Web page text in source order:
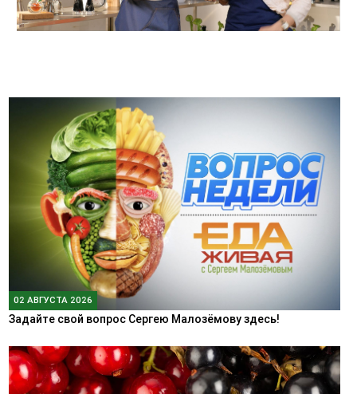
02 АВГУСТА 2026
Задайте свой вопрос Сергею Малозёмову здесь!